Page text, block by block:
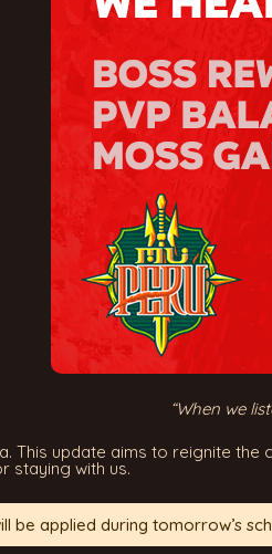
“When we
This update aims to reignite
staying with us.
be applied during tomorrow’s